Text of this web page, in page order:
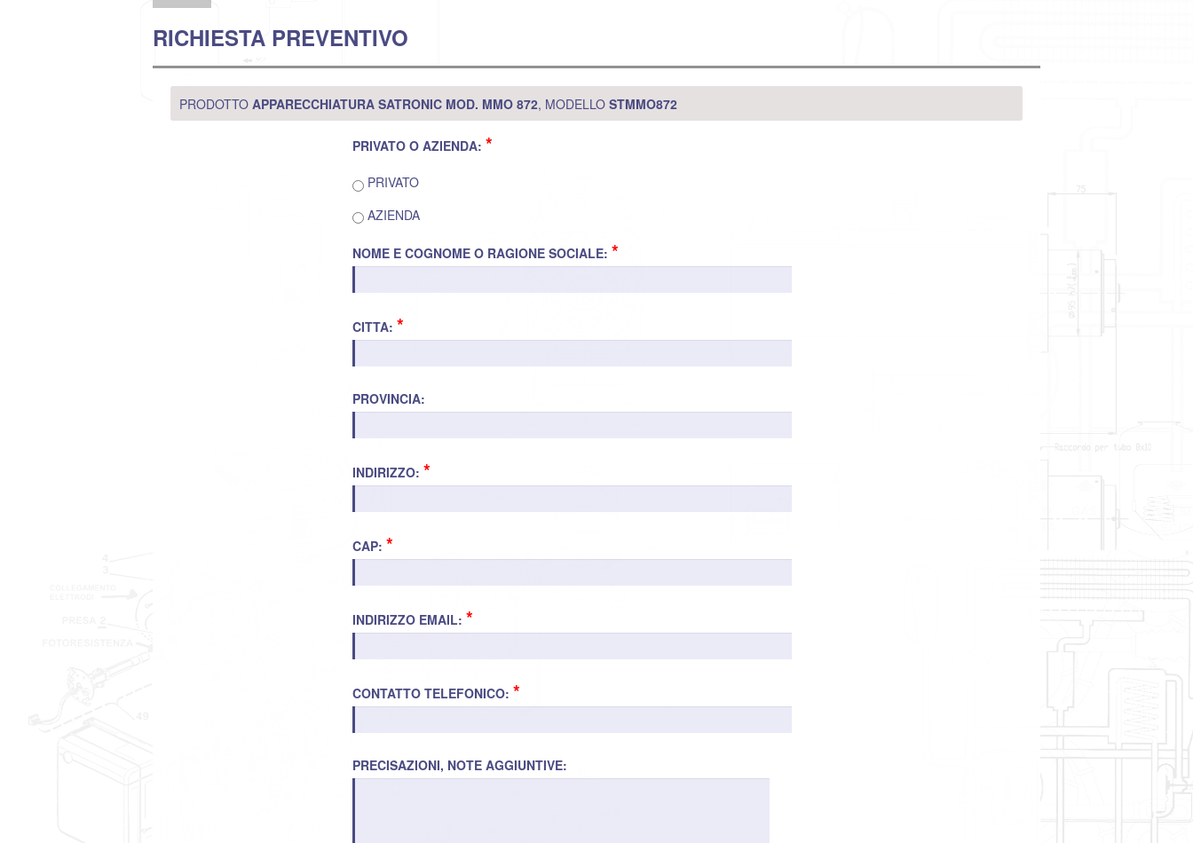
RICHIESTA PREVENTIVO
PRODOTTO APPARECCHIATURA SATRONIC MOD. MMO 872, MODELLO STMMO872
PRIVATO O AZIENDA:*
PRIVATO
AZIENDA
NOME E COGNOME O RAGIONE SOCIALE:*
CITTA:*
PROVINCIA:
INDIRIZZO:*
CAP:*
INDIRIZZO EMAIL:*
CONTATTO TELEFONICO:*
PRECISAZIONI, NOTE AGGIUNTIVE: